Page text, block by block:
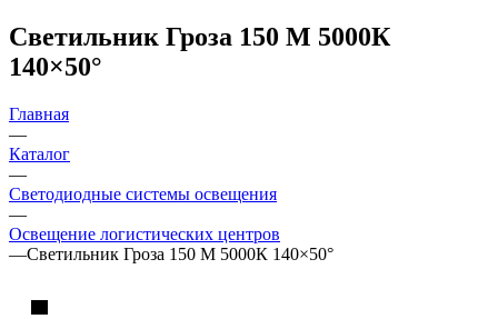
Светильник Гроза 150 M 5000К
140×50°
Главная
—
Каталог
—
Светодиодные системы освещения
—
Освещение логистических центров
—Светильник Гроза 150 M 5000К 140×50°